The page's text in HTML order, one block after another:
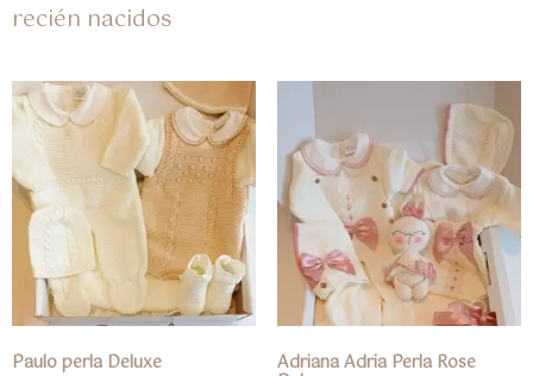
recién nacidos
Paulo perla Deluxe Adriana Adria Perla Rose